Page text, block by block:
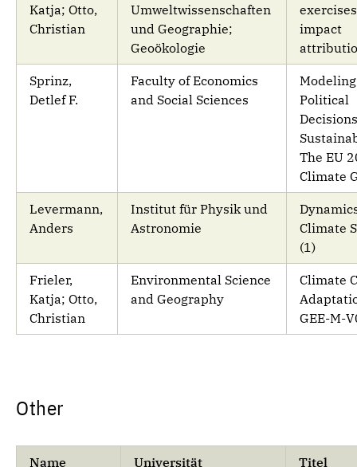
Katja; Otto,
Christian
Umweltwissenschaften
und Geographie;
Geoökologie
impact
Sprinz,
Detlef F.
Faculty of Economics
and Social Sciences
Modeling
Political
The EU
Climate
Levermann,
Anders
Institut für Physik und
Astronomie
Climate
(1)
Frieler,
Katja; Otto,
Christian
Environmental Science
and Geography
Climate
GEE-M-
Other
Name Universität Titel